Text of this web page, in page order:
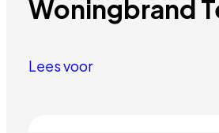
Woningbrand
Lees voor